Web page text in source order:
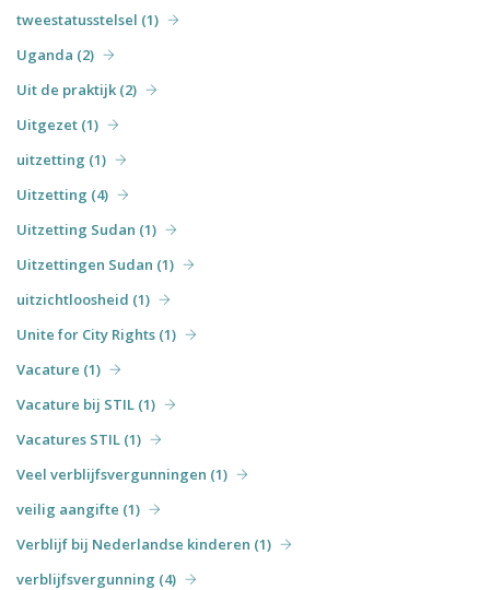
tweestatusstelsel (1)
Uganda (2)
Uit de praktijk (2)
Uitgezet (1)
uitzetting (1)
Uitzetting (4)
Uitzetting Sudan (1)
Uitzettingen Sudan (1)
uitzichtloosheid (1)
Unite for City Rights (1)
Vacature (1)
Vacature bij STIL (1)
Vacatures STIL (1)
Veel verblijfsvergunningen (1)
veilig aangifte (1)
Verblijf bij Nederlandse kinderen (1)
verblijfsvergunning (4)